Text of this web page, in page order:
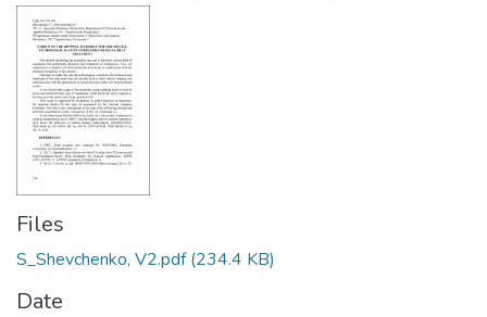
Files
S_Shevchenko, V2.pdf(234.4 KB)
Date